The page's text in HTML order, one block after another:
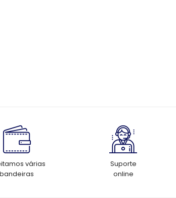
várias
bandeiras
Suporte
online